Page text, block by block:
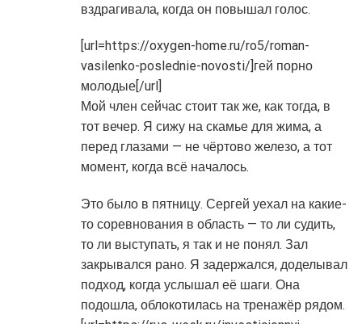
вздрагивала, когда он повышал голос.
[url=https://oxygen-home.ru/ro5/roman-
vasilenko-poslednie-novosti/]гей порно
молодые[/url]
Мой член сейчас стоит так же, как тогда, в
тот вечер. Я сижу на скамье для жима, а
перед глазами — не чёртово железо, а тот
момент, когда всё началось.
Это было в пятницу. Сергей уехал на какие-
то соревнования в область — то ли судить,
то ли выступать, я так и не понял. Зал
закрывался рано. Я задержался, доделывал
подход, когда услышал её шаги. Она
подошла, облокотилась на тренажёр рядом.